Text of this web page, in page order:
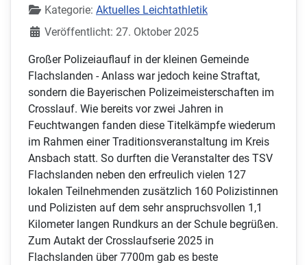
Kategorie: Aktuelles Leichtathletik
Veröffentlicht: 27. Oktober 2025
Großer Polizeiauflauf in der kleinen Gemeinde
Flachslanden - Anlass war jedoch keine Straftat,
sondern die Bayerischen Polizeimeisterschaften im
Crosslauf. Wie bereits vor zwei Jahren in
Feuchtwangen fanden diese Titelkämpfe wiederum
im Rahmen einer Traditionsveranstaltung im Kreis
Ansbach statt. So durften die Veranstalter des TSV
Flachslanden neben den erfreulich vielen 127
lokalen Teilnehmenden zusätzlich 160 Polizistinnen
und Polizisten auf dem sehr anspruchsvollen 1,1
Kilometer langen Rundkurs an der Schule begrüßen.
Zum Autakt der Crosslaufserie 2025 in
Flachslanden über 7700m gab es beste